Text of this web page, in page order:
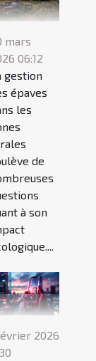
mars
06:12
gestion
épaves
les
de
à son
2026